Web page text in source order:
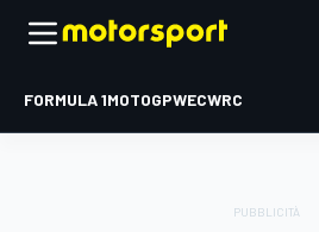
FORMULA 1MOTOGPWECWRC